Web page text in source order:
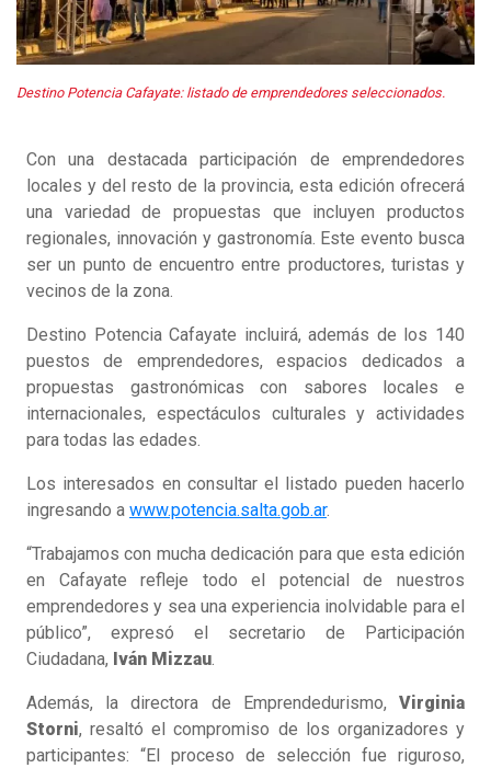
Destino Potencia Cafayate: listado de emprendedores seleccionados.
Con una destacada participación de emprendedores
locales y del resto de la provincia, esta edición ofrecerá
una variedad de propuestas que incluyen productos
regionales, innovación y gastronomía. Este evento busca
ser un punto de encuentro entre productores, turistas y
vecinos de la zona.
Destino Potencia Cafayate incluirá, además de los 140
puestos de emprendedores, espacios dedicados a
propuestas gastronómicas con sabores locales e
internacionales, espectáculos culturales y actividades
para todas las edades.
Los interesados en consultar el listado pueden hacerlo
ingresando a www.potencia.salta.gob.ar.
“Trabajamos con mucha dedicación para que esta edición
en Cafayate refleje todo el potencial de nuestros
emprendedores y sea una experiencia inolvidable para el
público”, expresó el secretario de Participación
Ciudadana, Iván Mizzau.
Además, la directora de Emprendedurismo, Virginia
Storni, resaltó el compromiso de los organizadores y
participantes: “El proceso de selección fue riguroso,